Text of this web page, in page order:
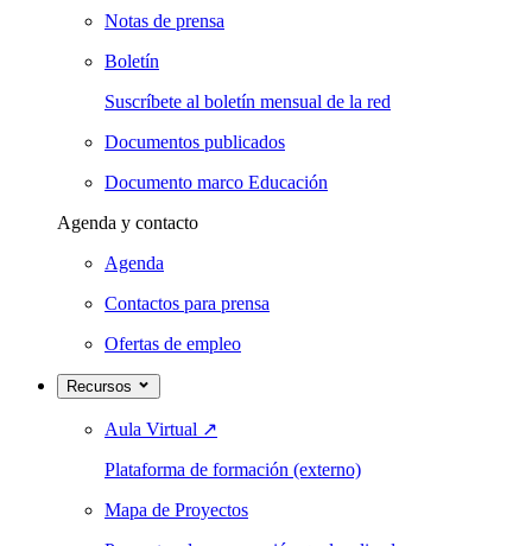
Notas de prensa
Boletín
Suscríbete al boletín mensual de la red
Documentos publicados
Documento marco Educación
Agenda y contacto
Agenda
Contactos para prensa
Ofertas de empleo
Recursos
Aula Virtual ↗
Plataforma de formación (externo)
Mapa de Proyectos